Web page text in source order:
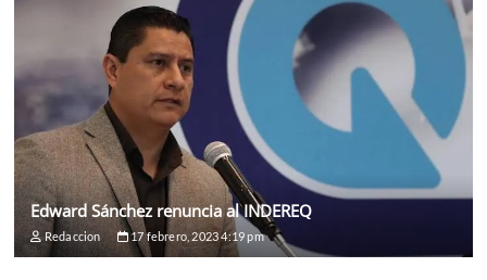
Edward Sánchez renuncia al INDEREQ
Redaccion 17 febrero, 2023 4:19 pm